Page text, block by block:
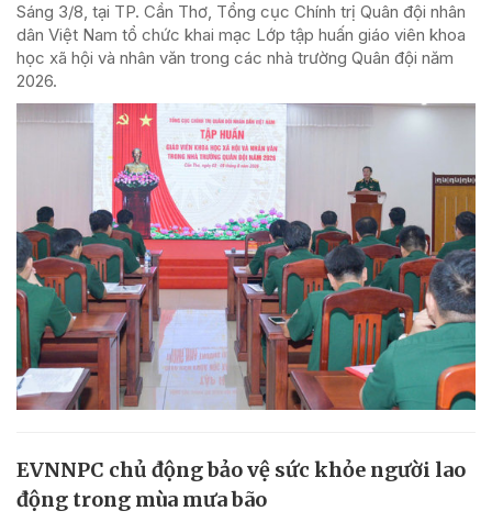
Sáng 3/8, tại TP. Cần Thơ, Tổng cục Chính trị Quân đội nhân
dân Việt Nam tổ chức khai mạc Lớp tập huấn giáo viên khoa
học xã hội và nhân văn trong các nhà trường Quân đội năm
2026.
EVNNPC chủ động bảo vệ sức khỏe người lao
động trong mùa mưa bão